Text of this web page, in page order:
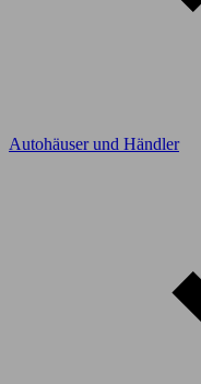
Autohäuser und Händler